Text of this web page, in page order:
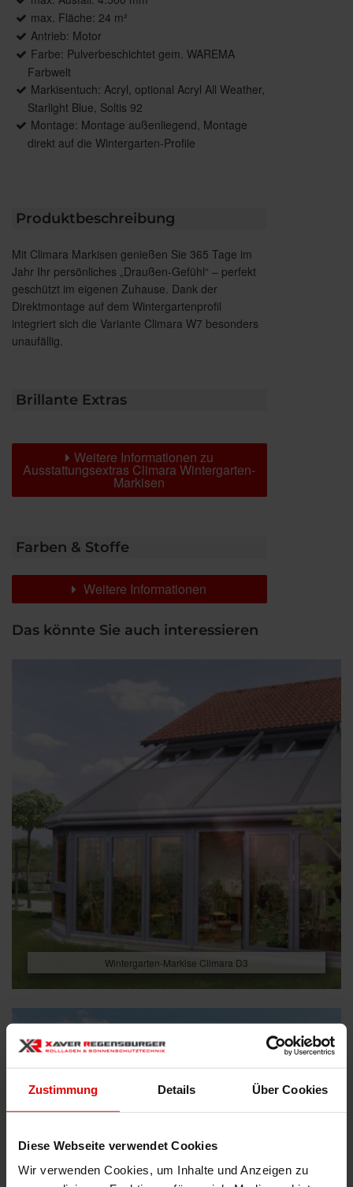
Zustimmung Details Über Cookies
Diese Webseite verwendet Cookies
Wir verwenden Cookies, um Inhalte und Anzeigen zu
max. Fläche: 24 m²
Antrieb: Motor
Farbe: Pulverbeschichtet gem. WAREMA
Farbwelt
Markisentuch: Acryl, optional Acryl All Weather,
Starlight Blue, Soltis 92
Montage: Montage außenliegend, Montage
direkt auf die Wintergarten-Profile
Produktbeschreibung
Mit Climara Markisen genießen Sie 365 Tage im
Jahr Ihr persönliches „Draußen-Gefühl“ – perfekt
geschützt im eigenen Zuhause. Dank der
Direktmontage auf dem Wintergartenprofil
integriert sich die Variante Climara W7 besonders
unaufällig.
Brillante Extras
Weitere Informationen zu
Ausstattungsextras Climara Wintergarten-
Markisen
Farben & Stoffe
Weitere Informationen
Das könnte Sie auch interessieren
Wintergarten-Markise Climara D3